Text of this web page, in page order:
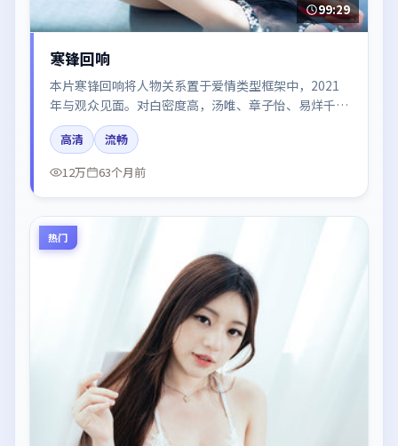
99:29
寒锋回响
本片寒锋回响将人物关系置于爱情类型框架中，2021
年与观众见面。对白密度高，汤唯、章子怡、易烊千
玺、朱一龙的台词节奏值得关注；整体气质偏中国大陆
都市与冷色调摄影。
高清
流畅
12万
63个月前
热门